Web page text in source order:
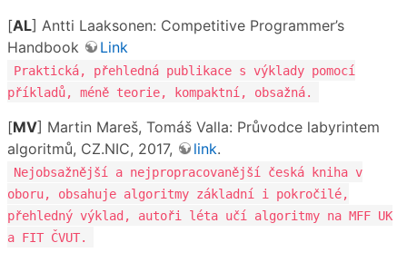
[AL] Antti Laaksonen: Competitive Programmer’s
Handbook
Link
Praktická, přehledná publikace s výklady pomocí
příkladů, méně teorie, kompaktní, obsažná.
[MV] Martin Mareš, Tomáš Valla: Průvodce labyrintem
algoritmů, CZ.NIC, 2017,
link.
Nejobsažnější a nejpropracovanější česká kniha v
oboru, obsahuje algoritmy základní i pokročilé,
přehledný výklad, autoři léta učí algoritmy na MFF UK
a FIT ČVUT.